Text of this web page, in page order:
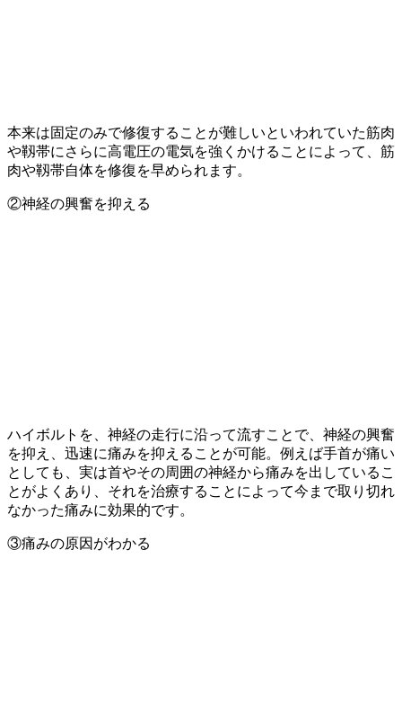
本来は固定のみで修復することが難しいといわれていた筋肉
や靱帯にさらに高電圧の電気を強くかけることによって、筋
肉や靱帯自体を修復を早められます。
②神経の興奮を抑える
ハイボルトを、神経の走行に沿って流すことで、神経の興奮
を抑え、迅速に痛みを抑えることが可能。例えば手首が痛い
としても、実は首やその周囲の神経から痛みを出しているこ
とがよくあり、それを治療することによって今まで取り切れ
なかった痛みに効果的です。
③痛みの原因がわかる